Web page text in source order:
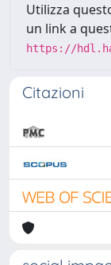
Utilizza
un link a
https://
Citazioni